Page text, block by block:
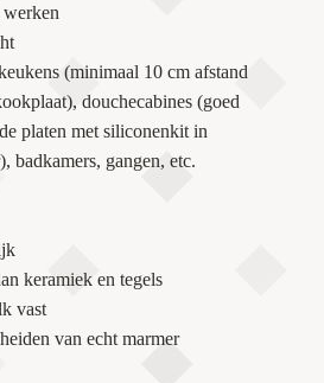
(minimaal 10 cm afstand
douchecabines (goed
platen met siliconenkit in
badkamers, gangen, etc.
keramiek en tegels
vast
van echt marmer